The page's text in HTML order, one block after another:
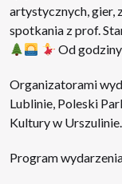
artystycznych, gier,
spotkania z prof.
Od
Organizatorami
Lublinie, Poleski
Kultury w Urszulinie.
Program